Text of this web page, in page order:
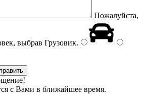
Пожалуйста,
выбрав Грузовик.
с Вами в ближайшее время.